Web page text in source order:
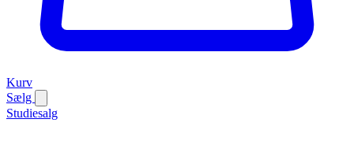
Kurv
Sælg
Studiesalg